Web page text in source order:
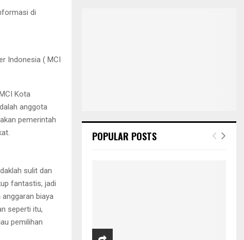
di
Indonesia ( MCI
Kota
anggota
pemerintah
sulit dan
fantastis, jadi
biaya
seperti itu,
pemilihan
POPULAR POSTS